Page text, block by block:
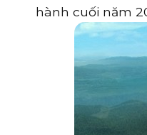
hành cuối năm